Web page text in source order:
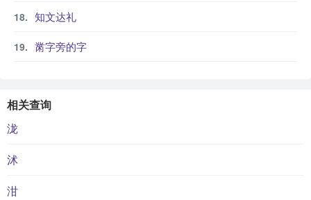
知文达礼
黹字旁的字
相关查询
泷
沭
泔